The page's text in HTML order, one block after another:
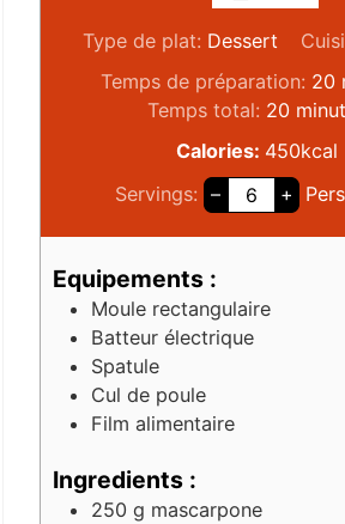
Type de plat: Dessert
Temps de préparation: 20
Temps total: 20
Calories: 450kcal
Servings: – +
Equipements :
Moule rectangulaire
Batteur électrique
Spatule
Cul de poule
Film alimentaire
Ingredients :
250 g mascarpone